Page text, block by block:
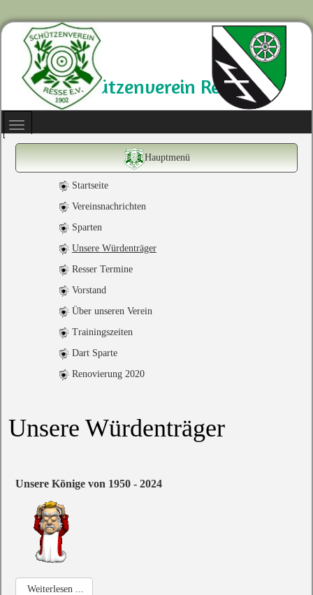
Schützenverein Resse
Hauptmenü
Startseite
Vereinsnachrichten
Sparten
Unsere Würdenträger
Resser Termine
Vorstand
Über unseren Verein
Trainingszeiten
Dart Sparte
Renovierung 2020
Unsere Würdenträger
Unsere Könige von 1950 - 2024
Weiterlesen ...